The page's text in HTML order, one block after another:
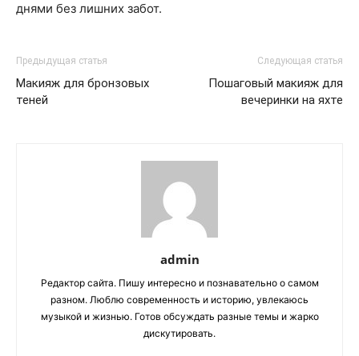
днями без лишних забот.
Предыдущая статья
Макияж для бронзовых
теней
Следующая статья
Пошаговый макияж для
вечеринки на яхте
admin
Редактор сайта. Пишу интересно и познавательно о самом
разном. Люблю современность и историю, увлекаюсь
музыкой и жизнью. Готов обсуждать разные темы и жарко
дискутировать.